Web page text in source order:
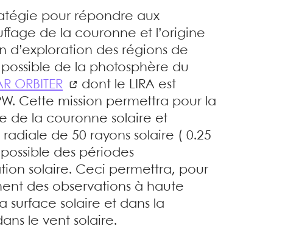
pour répondre aux
de la couronne et l’origine
d’exploration des régions de
de la photosphère du
ORBITER
dont le LIRA est
Cette mission permettra pour la
de la couronne solaire et
de 50 rayons solaire ( 0.25
des périodes
solaire. Ceci permettra, pour
des observations à haute
surface solaire et dans la
le vent solaire.